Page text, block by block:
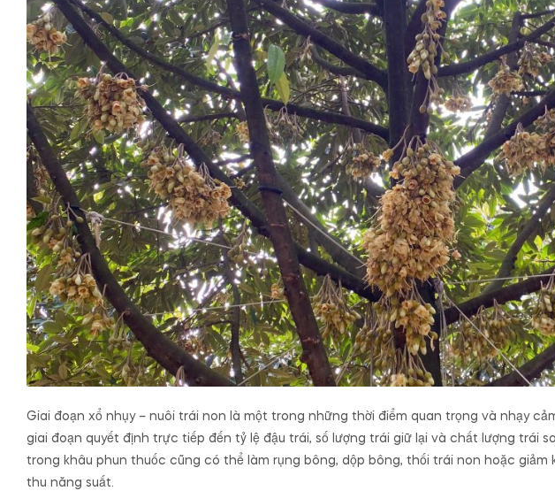
Giai đoạn xổ nhụy – nuôi trái non là một trong những thời điểm quan trọng và nhạy
giai đoạn quyết định trực tiếp đến tỷ lệ đậu trái, số lượng trái giữ lại và chất lượng trái
trong khâu phun thuốc cũng có thể làm rụng bông, dộp bông, thối trái non hoặc giảm
thu năng suất.